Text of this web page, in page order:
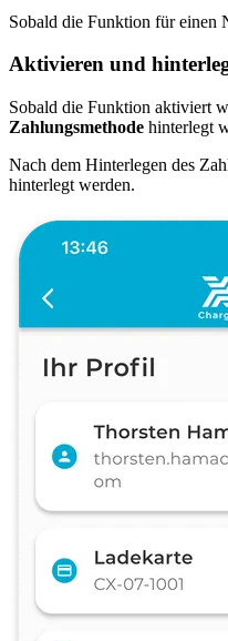
Sobald die Funktion für einen
Aktivieren und
Sobald die Funktion aktiviert
Zahlungsmethode hinterlegt
Nach dem Hinterlegen des
hinterlegt werden.